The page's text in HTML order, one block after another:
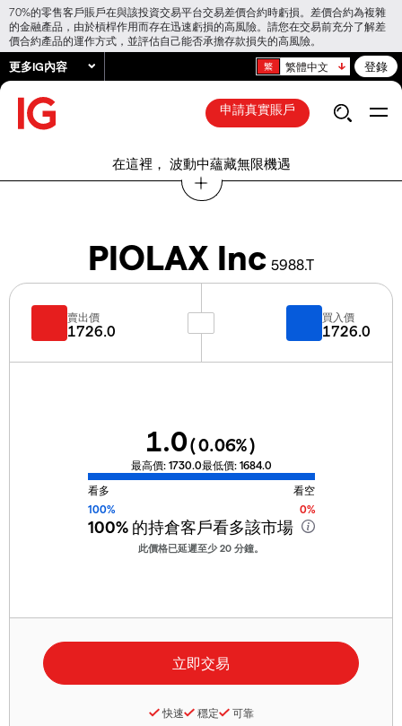
70%的零售客戶賬戶在與該投資交易平台交易差價合約時虧損。差價合約為複雜
的金融產品，由於槓桿作用而存在迅速虧損的高風險。請您在交易前充分了解差
價合約產品的運作方式，並評估自己能否承擔存款損失的高風險。
更多IG內容 繁體中文 登錄
申請真實賬戶
在這裡， 波動中蘊藏無限機遇
PIOLAX Inc 5988.T
賣出價
1726.0
買入價
1726.0
1.0(0.06%)
最高價: 1730.0最低價: 1684.0
看多
看空
100%
0%
100%的持倉客戶看多該市場
此價格已延遲至少 20 分鐘。
快速 穩定 可靠